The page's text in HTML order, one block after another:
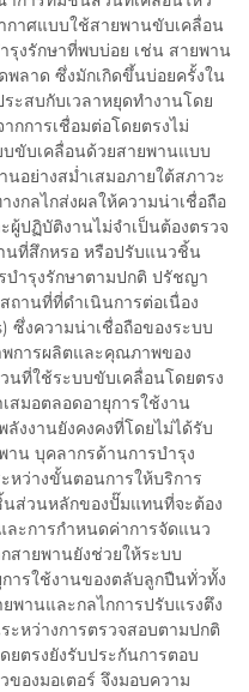
กาศแบบใช้สายพานขับเคลื่อน
งรักษาที่พบบ่อย เช่น สายพาน
ลาด ซึ่งมักเกิดขึ้นบ่อยครั้งใน
ะสบกับเวลาหยุดทำงานโดย
กการเชื่อมต่อโดยตรงไม่
ขับเคลื่อนด้วยสายพานแบบ
นอย่างสม่ำเสมอภายใต้สภาวะ
งกลไกส่งผลให้ความน่าเชื่อถือ
ผู้ปฏิบัติงานไม่จำเป็นต้องตรวจ
นที่สึกหรอ หรือปรับแนวชิ้น
ำรุงรักษาตามปกติ ปรัชญา
ถานที่ที่ดำเนินการต่อเนื่อง
งความน่าเชื่อถือของระบบ
การผลิตและคุณภาพของ
ที่ใช้ระบบขับเคลื่อนโดยตรง
สมอตลอดอายุการใช้งาน
งงานยังคงคงที่โดยไม่ได้รับ
าน บุคลากรด้านการบำรุง
ว่างขั้นตอนการให้บริการ
นส่วนหลักของปั๊มแทนที่จะต้อง
ละการกำหนดค่าการจัดแนว
สายพานยังช่วยให้ระบบ
ารใช้งานของตลับลูกปืนทั่วทั้ง
พานและกลไกการปรับแรงตึง
ะหว่างการตรวจสอบตามปกติ
ยตรงยังรับประกันการตอบ
องมอเตอร์ จึงมอบความ